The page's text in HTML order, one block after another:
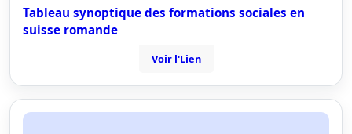
Tableau synoptique des formations sociales en
suisse romande
Voir l'Lien